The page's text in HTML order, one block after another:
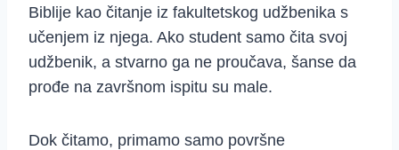
Biblije kao čitanje iz fakultetskog udžbenika s
učenjem iz njega. Ako student samo čita svoj
udžbenik, a stvarno ga ne proučava, šanse da
prođe na završnom ispitu su male.
Dok čitamo, primamo samo površne